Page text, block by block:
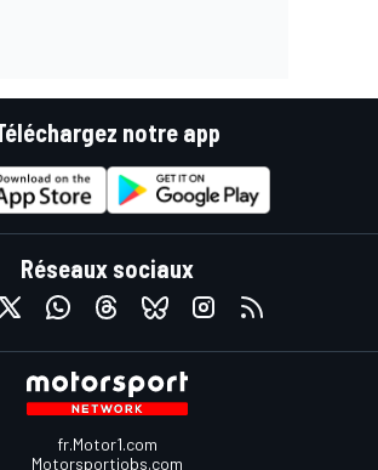
notre app
Réseaux sociaux
fr.Motor1.com
Motorsportjobs.com